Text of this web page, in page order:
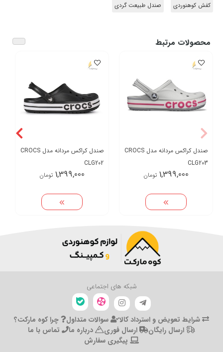
کفش کوهنوردی صندل طبیعت گردی
محصولات مرتبط
صندل کراکس مردانه مدل CROCS
CLG203
1,399,000 تومان
صندل کراکس مردانه مدل CROCS
CLG202
1,399,000 تومان
شبکه های اجتماعی
شرایط تعویض و استرداد کالا سوالات متداول
چرا کوه مارکت؟
ارسال رایگان
ارسال فوری درباره ما
تماس با ما
پیگیری سفارش